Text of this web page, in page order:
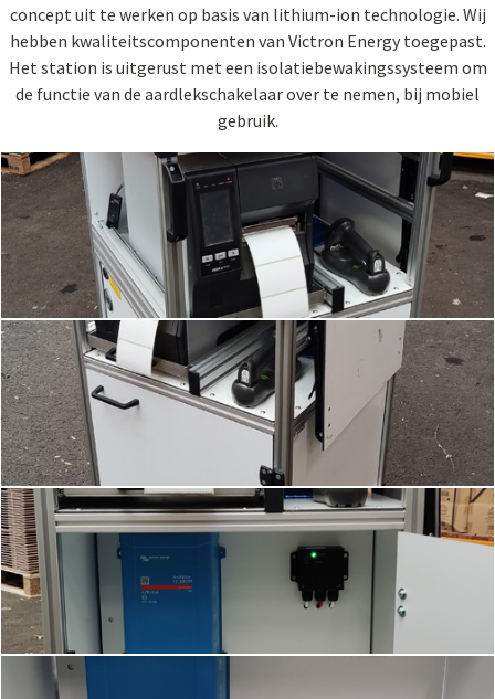
concept uit te werken op basis van lithium-ion technologie. Wij
hebben kwaliteitscomponenten van Victron Energy toegepast.
Het station is uitgerust met een isolatiebewakingssysteem om
de functie van de aardlekschakelaar over te nemen, bij mobiel
gebruik.